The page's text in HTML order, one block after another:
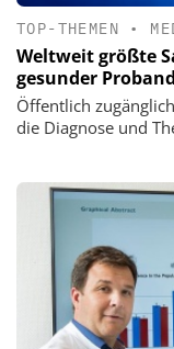
TOP-THEMEN •
Weltweit größte
gesunder
Öffentlich
die Diagnose und